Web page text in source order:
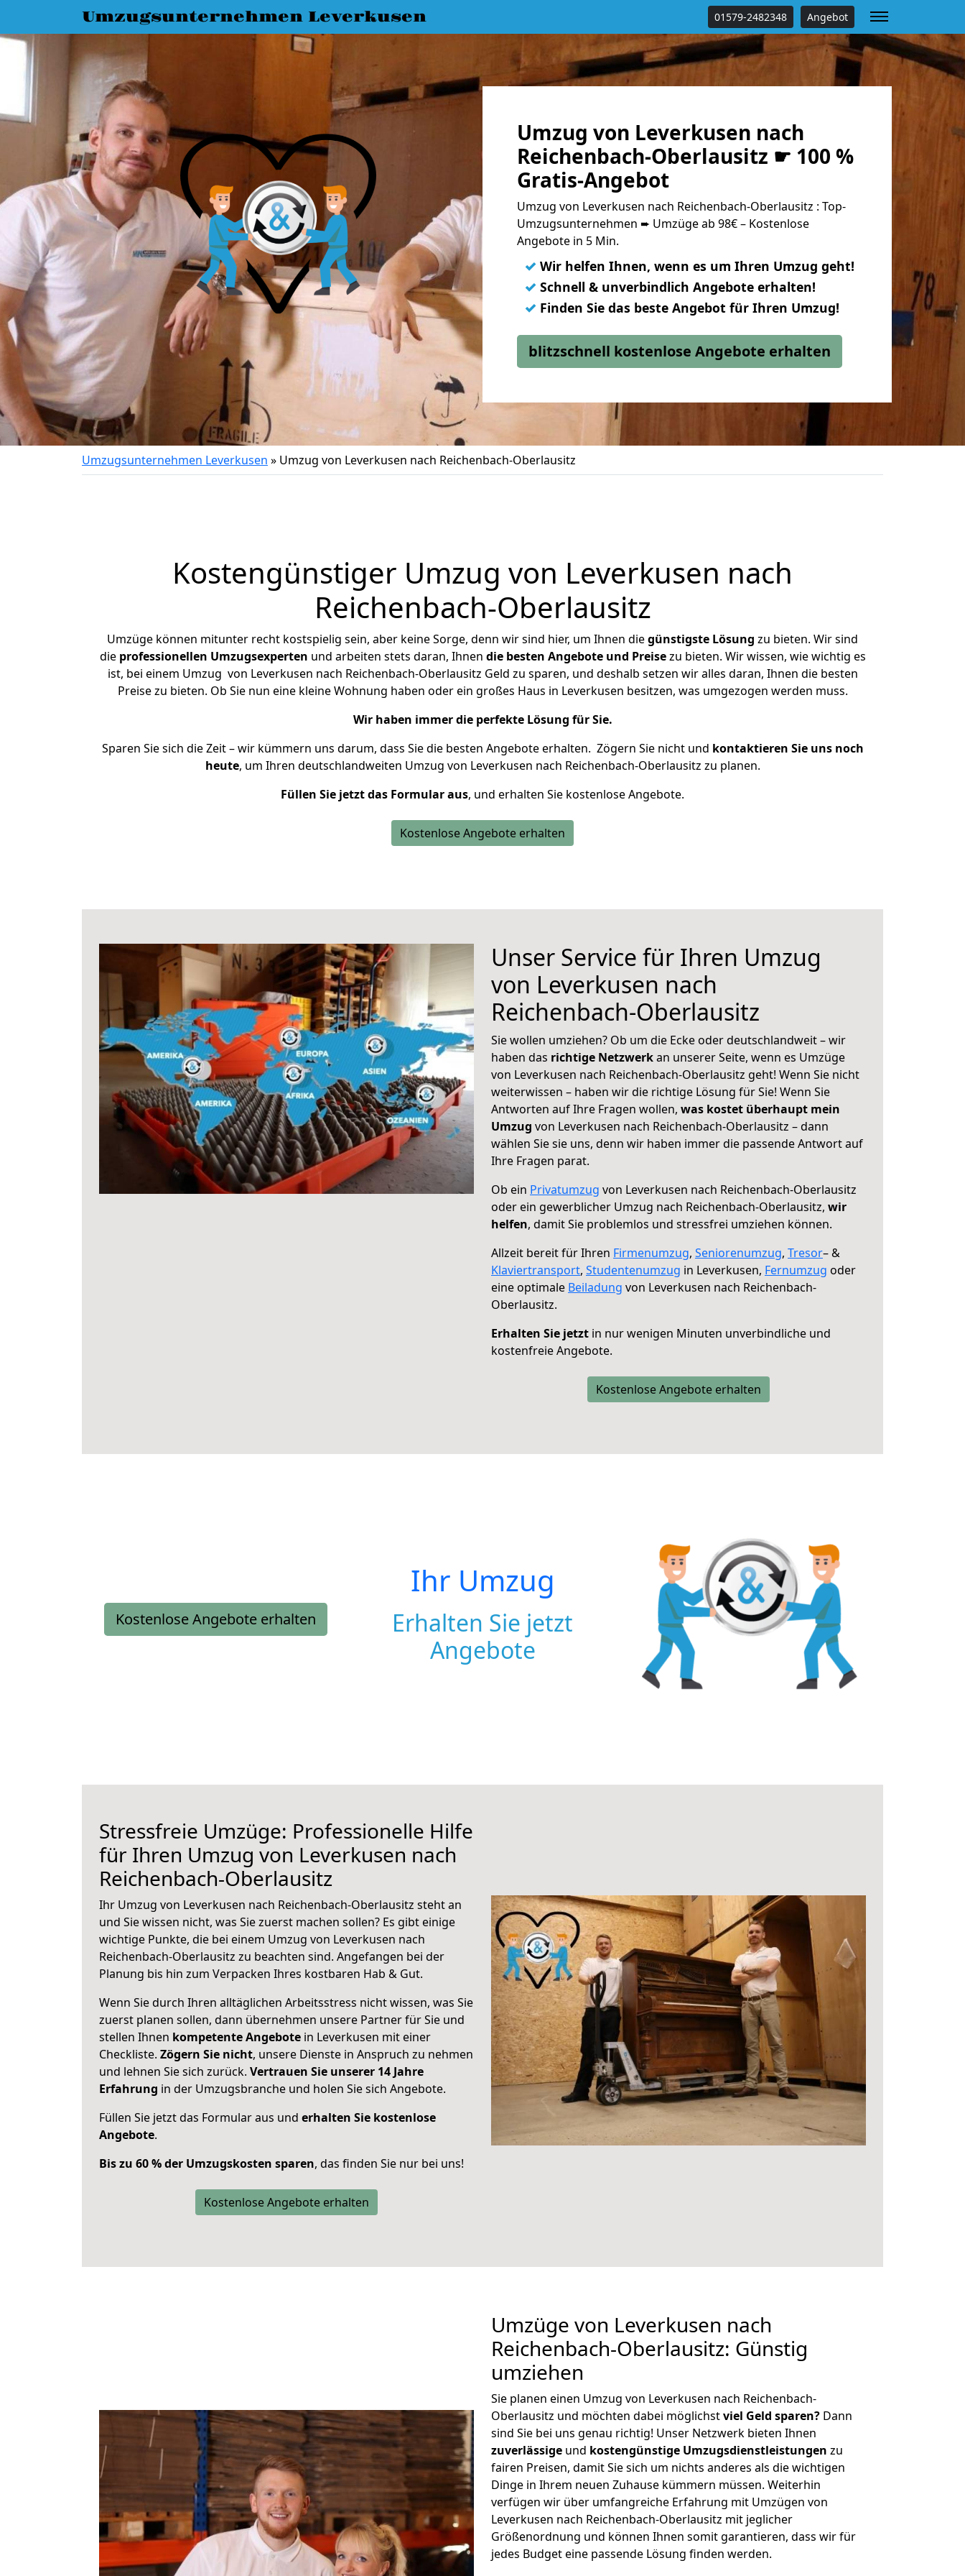
Umzugsunternehmen Leverkusen 01579-2482348 Angebot
Umzug von Leverkusen nach
Reichenbach-Oberlausitz ☛ 100 %
Gratis-Angebot
Umzug von Leverkusen nach Reichenbach-Oberlausitz : Top-
Umzugsunternehmen ➨ Umzüge ab 98€ – Kostenlose
Angebote in 5 Min.
✓ Wir helfen Ihnen, wenn es um Ihren Umzug geht!
✓ Schnell & unverbindlich Angebote erhalten!
✓ Finden Sie das beste Angebot für Ihren Umzug!
blitzschnell kostenlose Angebote erhalten
Umzugsunternehmen Leverkusen » Umzug von Leverkusen nach Reichenbach-Oberlausitz
Kostengünstiger Umzug von Leverkusen nach
Reichenbach-Oberlausitz
Umzüge können mitunter recht kostspielig sein, aber keine Sorge, denn wir sind hier, um Ihnen diegünstigste Lösung zu bieten. Wir sind
die professionellen Umzugsexperten und arbeiten stets daran, Ihnen die besten Angebote und Preisezu bieten. Wir wissen, wie wichtig es
ist, bei einem Umzug von Leverkusen nach Reichenbach-Oberlausitz Geld zu sparen, und deshalb setzen wir alles daran, Ihnen die besten
Preise zu bieten. Ob Sie nun eine kleine Wohnung haben oder ein großes Haus in Leverkusen besitzen, was umgezogen werden muss.
Wir haben immer die perfekte Lösung für Sie.
Sparen Sie sich die Zeit – wir kümmern uns darum, dass Sie die besten Angebote erhalten. Zögern Sie nicht und kontaktieren Sie uns noch
heute, um Ihren deutschlandweiten Umzug von Leverkusen nach Reichenbach-Oberlausitz zu planen.
Füllen Sie jetzt das Formular aus, und erhalten Sie kostenlose Angebote.
Kostenlose Angebote erhalten
Unser Service für Ihren Umzug
von Leverkusen nach
Reichenbach-Oberlausitz
Sie wollen umziehen? Ob um die Ecke oder deutschlandweit – wir
haben das richtige Netzwerkan unserer Seite, wenn es Umzüge
von Leverkusen nach Reichenbach-Oberlausitz geht! Wenn Sie nicht
weiterwissen – haben wir die richtige Lösung für Sie! Wenn Sie
Antworten auf Ihre Fragen wollen, was kostet überhaupt mein
Umzug von Leverkusen nach Reichenbach-Oberlausitz – dann
wählen Sie sie uns, denn wir haben immer die passende Antwort auf
Ihre Fragen parat.
Ob ein Privatumzug von Leverkusen nach Reichenbach-Oberlausitz
oder ein gewerblicher Umzug nach Reichenbach-Oberlausitz, wir
helfen, damit Sie problemlos und stressfrei umziehen können.
Allzeit bereit für Ihren Firmenumzug, Seniorenumzug, Tresor– &
Klaviertransport, Studentenumzug in Leverkusen, Fernumzug oder
eine optimale Beiladung von Leverkusen nach Reichenbach-
Oberlausitz.
Erhalten Sie jetzt in nur wenigen Minuten unverbindliche und
kostenfreie Angebote.
Kostenlose Angebote erhalten
Kostenlose Angebote erhalten
Ihr Umzug
Erhalten Sie jetzt
Angebote
Stressfreie Umzüge: Professionelle Hilfe
für Ihren Umzug von Leverkusen nach
Reichenbach-Oberlausitz
Ihr Umzug von Leverkusen nach Reichenbach-Oberlausitz steht an
und Sie wissen nicht, was Sie zuerst machen sollen? Es gibt einige
wichtige Punkte, die bei einem Umzug von Leverkusen nach
Reichenbach-Oberlausitz zu beachten sind. Angefangen bei der
Planung bis hin zum Verpacken Ihres kostbaren Hab & Gut.
Wenn Sie durch Ihren alltäglichen Arbeitsstress nicht wissen, was Sie
zuerst planen sollen, dann übernehmen unsere Partner für Sie und
stellen Ihnen kompetente Angebote in Leverkusen mit einer
Checkliste. Zögern Sie nicht, unsere Dienste in Anspruch zu nehmen
und lehnen Sie sich zurück. Vertrauen Sie unserer 14 Jahre
Erfahrung in der Umzugsbranche und holen Sie sich Angebote.
Füllen Sie jetzt das Formular aus und erhalten Sie kostenlose
Angebote.
Bis zu 60 % der Umzugskosten sparen, das finden Sie nur bei uns!
Kostenlose Angebote erhalten
Umzüge von Leverkusen nach
Reichenbach-Oberlausitz: Günstig
umziehen
Sie planen einen Umzug von Leverkusen nach Reichenbach-
Oberlausitz und möchten dabei möglichstviel Geld sparen? Dann
sind Sie bei uns genau richtig! Unser Netzwerk bieten Ihnen
zuverlässige und kostengünstige Umzugsdienstleistungen zu
fairen Preisen, damit Sie sich um nichts anderes als die wichtigen
Dinge in Ihrem neuen Zuhause kümmern müssen. Weiterhin
verfügen wir über umfangreiche Erfahrung mit Umzügen von
Leverkusen nach Reichenbach-Oberlausitz mit jeglicher
Größenordnung und können Ihnen somit garantieren, dass wir für
jedes Budget eine passende Lösung finden werden.